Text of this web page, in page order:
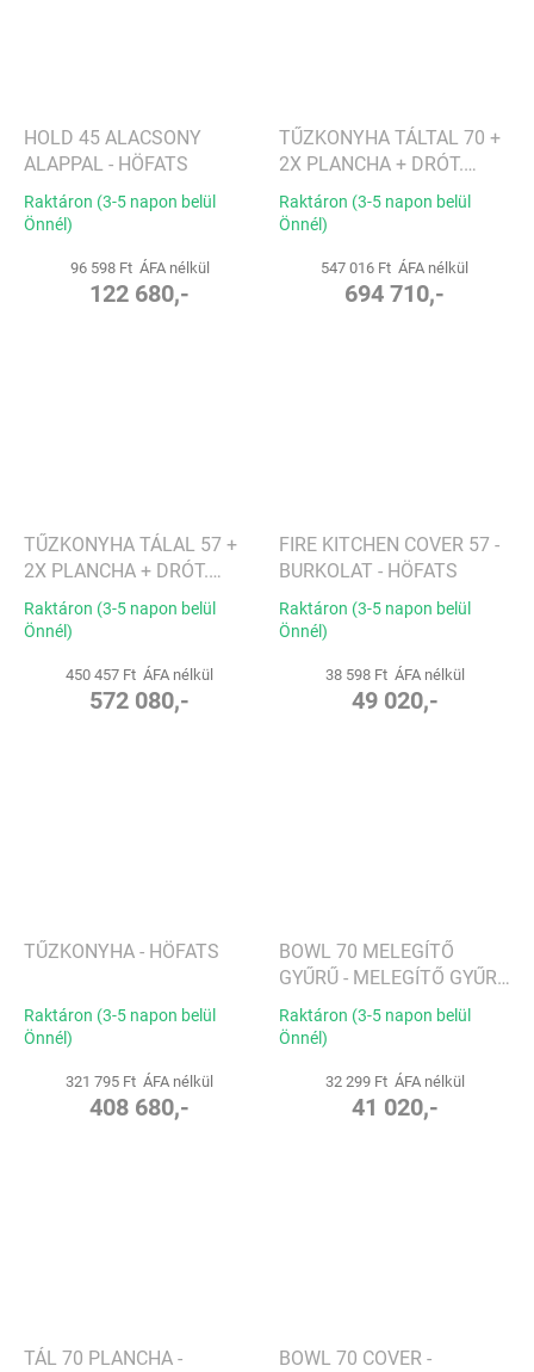
HOLD 45 ALACSONY
ALAPPAL - HÖFATS
Raktáron (3-5 napon belül
Önnél)
96 598 Ft ÁFA nélkül
122 680,-
TŰZKONYHA TÁLTAL 70 +
2X PLANCHA + DRÓT.
ALAP - HÖFATS
Raktáron (3-5 napon belül
Önnél)
547 016 Ft ÁFA nélkül
694 710,-
TŰZKONYHA TÁLAL 57 +
2X PLANCHA + DRÓT.
ALAP - HÖFATS
Raktáron (3-5 napon belül
Önnél)
450 457 Ft ÁFA nélkül
572 080,-
FIRE KITCHEN COVER 57 -
BURKOLAT - HÖFATS
Raktáron (3-5 napon belül
Önnél)
38 598 Ft ÁFA nélkül
49 020,-
TŰZKONYHA - HÖFATS
Raktáron (3-5 napon belül
Önnél)
321 795 Ft ÁFA nélkül
408 680,-
BOWL 70 MELEGÍTŐ
GYŰRŰ - MELEGÍTŐ GYŰRŰ
- HÖFATS
Raktáron (3-5 napon belül
Önnél)
32 299 Ft ÁFA nélkül
41 020,-
TÁL 70 PLANCHA -
BOWL 70 COVER -